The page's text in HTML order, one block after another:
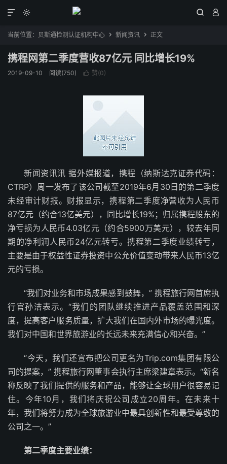
  

当前位置： 贝斯通检测认证机构中心  新闻资讯  正文
携程网第二季度营收87亿元 同比增长19%
2019-09-10 阅读(750)  赞(0)
新闻资讯讯 据外媒报道，携程（纳斯达克证券代码：
CTRP）周一发布了该公司截至2019年6月30日的第二季度
未经审计财报。财报显示，携程第二季度净营收为人民币
87亿元（约合13亿美元），同比增长19%；归属携程股东的
净亏损为人民币4.03亿元（约合5900万美元），较去年同
期的净利润人民币24亿元转亏。携程第二季度业绩转亏，
主要是由于权益性证券投资中公允价值变动带来人民币13亿
元的亏损。
“我们对业务和市场成果感到鼓舞，” 携程旅行网首席执
行官孙洁表示。“我们的团队继续推进产品覆盖范围和深
度，提高客户服务质量，扩大我们在国内外市场的曝光度。
我们对中国和世界旅游业的长远未来充满信心和兴奋。”
“今天，我们还宣布把公司更名为Trip.com集团有限公
司的提案，” 携程旅行网董事会执行主席梁建章表示。“新名
称反映了我们提供的服务和产品，能够让全球用户很容易记
住。今年10月，我们将庆祝公司成立20周年。在未来十
年，我们将努力成为全球旅游业中最具创新性和最受尊敬的
公司之一。”
第二季度主要业绩：